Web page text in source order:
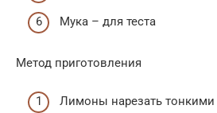
Мука – для теста
Метод приготовления
Лимоны нарезать тонкими